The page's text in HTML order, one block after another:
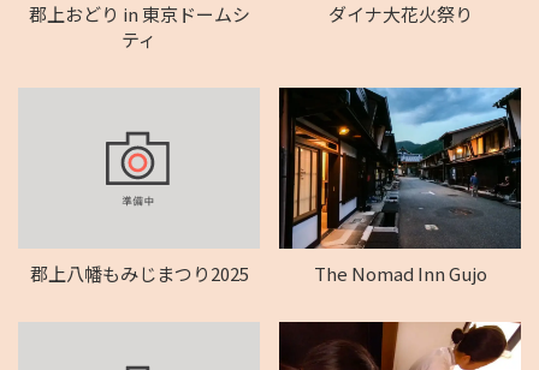
郡上おどり in 東京ドームシ
ティ
ダイナ大花火祭り
郡上八幡もみじまつり2025 The Nomad Inn Gujo